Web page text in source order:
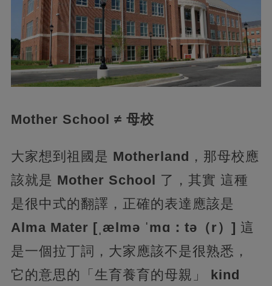
Mother School ≠ 母校
大家想到祖國是 Motherland ，那母校應
該就是 Mother School 了，其實 這種
是很中式的翻譯，正確的表達應該是
Alma Mater [ˌælmə ˈmɑ：tə（r）] 這
是一個拉丁詞，大家應該不是很熟悉，
它的意思的「生育養育的母親」
kind